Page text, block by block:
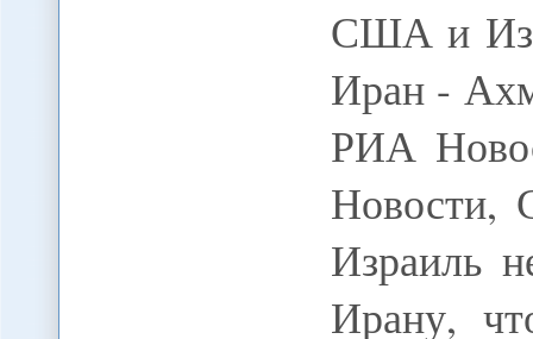
США и
Иран -
РИА
Новости,
Израиль
Ирану,